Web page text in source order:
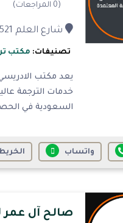
(0 المراجعات)
شارع العلم 3521 العزيزية - حي الجامعة - مكة المكرمة 24243
تصنيفات: مكتب
يعد مكتب
خدمات الترجمة
السعودية في
واتساب
صالح آل عمر